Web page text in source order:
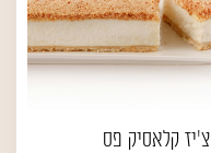
צ'יז קלאסיק פס